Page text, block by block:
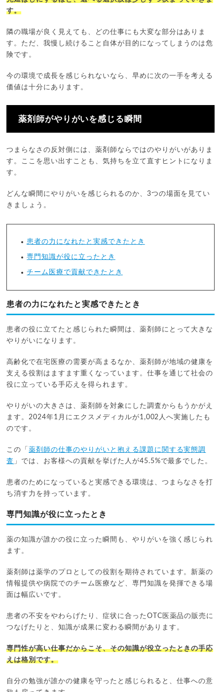
す。
隣の職場が良く見えても、どの仕事にも大変な部分はありま
す。ただ、我慢し続けること自体が目的になってしまうのは危
険です。
今の環境で成長を感じられないなら、早めに次の一手を考える
価値は十分にあります。
薬剤師がやりがいを感じる瞬間
つまらなさの反対側には、薬剤師ならではのやりがいがありま
す。ここを思い出すことも、気持ちを立て直すヒントになりま
す。
どんな瞬間にやりがいを感じられるのか、3つの場面を見てい
きましょう。
患者の力になれたと実感できたとき
専門知識が役に立ったとき
チーム医療で貢献できたとき
患者の力になれたと実感できたとき
患者の役に立てたと感じられた瞬間は、薬剤師にとって大きな
やりがいになります。
高齢化で在宅医療の需要が高まるなか、薬剤師が地域の健康を
支える役割はますます重くなっています。仕事を通じて社会の
役に立っている手応えを得られます。
やりがいの大きさは、薬剤師を対象にした調査からもうかがえ
ます。2024年1月にエクスメディカルが1,002人へ実施したも
のです。
この「薬剤師の仕事のやりがいと抱える課題に関する実態調
査 」では、お客様への貢献を挙げた人が45.5%で最多でした。
患者のためになっていると実感できる環境は、つまらなさを打
ち消す力を持っています。
専門知識が役に立ったとき
薬の知識が誰かの役に立った瞬間も、やりがいを強く感じられ
ます。
薬剤師は薬学のプロとしての役割を期待されています。新薬の
情報提供や病院でのチーム医療など、専門知識を発揮できる場
面は幅広いです。
患者の不安をやわらげたり、症状に合ったOTC医薬品の販売に
つなげたりと、知識が成果に変わる瞬間があります。
専門性が高い仕事だからこそ、その知識が役立ったときの手応
えは格別です。
自分の勉強が誰かの健康を守ったと感じられると、仕事への意